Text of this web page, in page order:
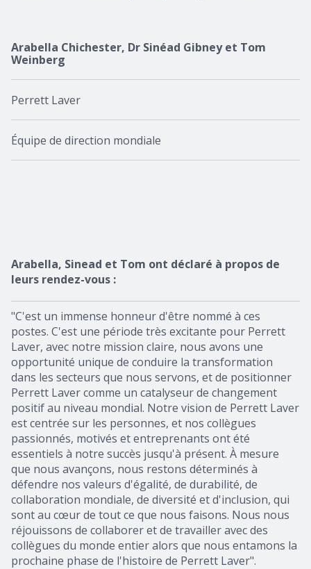
Arabella Chichester, Dr Sinéad Gibney et Tom
Weinberg
Perrett Laver
Équipe de direction mondiale
Arabella, Sinead et Tom ont déclaré à propos de
leurs rendez-vous :
"C'est un immense honneur d'être nommé à ces
postes. C'est une période très excitante pour Perrett
Laver, avec notre mission claire, nous avons une
opportunité unique de conduire la transformation
dans les secteurs que nous servons, et de positionner
Perrett Laver comme un catalyseur de changement
positif au niveau mondial. Notre vision de Perrett Laver
est centrée sur les personnes, et nos collègues
passionnés, motivés et entreprenants ont été
essentiels à notre succès jusqu'à présent. À mesure
que nous avançons, nous restons déterminés à
défendre nos valeurs d'égalité, de durabilité, de
collaboration mondiale, de diversité et d'inclusion, qui
sont au cœur de tout ce que nous faisons. Nous nous
réjouissons de collaborer et de travailler avec des
collègues du monde entier alors que nous entamons la
prochaine phase de l'histoire de Perrett Laver".